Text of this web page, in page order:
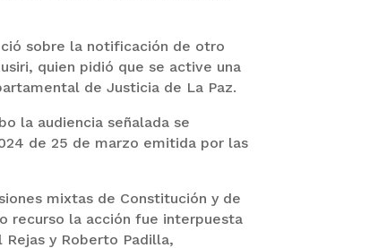
sobre la notificación de otro
quien pidió que se active una
de Justicia de La Paz.
la audiencia señalada se
de 25 de marzo emitida por las
mixtas de Constitución y de
recurso la acción fue interpuesta
y Roberto Padilla,